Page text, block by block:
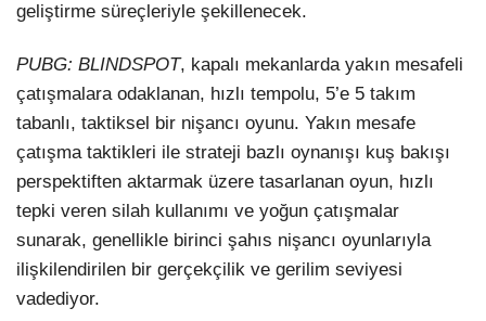
geliştirme süreçleriyle şekillenecek.
PUBG: BLINDSPOT, kapalı mekanlarda yakın mesafeli
çatışmalara odaklanan, hızlı tempolu, 5’e 5 takım
tabanlı, taktiksel bir nişancı oyunu. Yakın mesafe
çatışma taktikleri ile strateji bazlı oynanışı kuş bakışı
perspektiften aktarmak üzere tasarlanan oyun, hızlı
tepki veren silah kullanımı ve yoğun çatışmalar
sunarak, genellikle birinci şahıs nişancı oyunlarıyla
ilişkilendirilen bir gerçekçilik ve gerilim seviyesi
vadediyor.